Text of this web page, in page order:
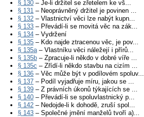
§ 130 – Je-li držitel se zřetelem ke vš...
§ 131 – Neoprávněný držitel je povinen ...
§ 132 – Vlastnictví věci lze nabýt kupn...
§ 133 – Převádí-li se movitá věc na zák...
§ 134 – Vydržení
§ 135 – Kdo najde ztracenou věc, je pov...
§ 135a– Vlastníku věci náležejí i přírů...
§ 135b – Zpracuje-li někdo v dobré víře ...
§ 135c – Zřídí-li někdo stavbu na cizím ...
§ 136 – Věc může být v podílovém spoluv...
§ 137 – Podíl vyjadřuje míru, jakou se ...
§ 139 – Z právních úkonů týkajících se ...
§ 140 – Převádí-li se spoluvlastnický p...
§ 142 – Nedojde-li k dohodě, zruší spol...
§ 143 – Společné jmění manželů tvoří a)...